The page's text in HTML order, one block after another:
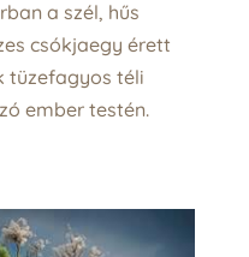
a szél, hűs
csókjaegy érett
tüzefagyos téli
ember testén.